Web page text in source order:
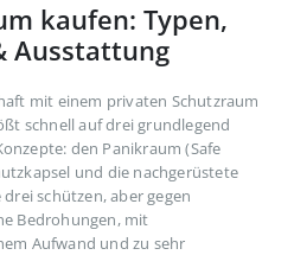
kaufen: Typen,
Ausstattung
mit einem privaten Schutzraum
schnell auf drei grundlegend
den Panikraum (Safe
und die nachgerüstete
schützen, aber gegen
Bedrohungen, mit
Aufwand und zu sehr